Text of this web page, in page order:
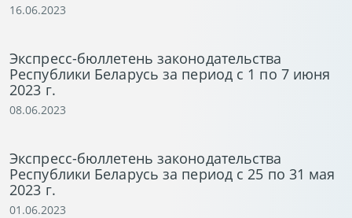
16.06.2023
Экспресс-бюллетень законодательства
Республики Беларусь за период с 1 по 7 июня
2023 г.
08.06.2023
Экспресс-бюллетень законодательства
Республики Беларусь за период с 25 по 31 мая
2023 г.
01.06.2023